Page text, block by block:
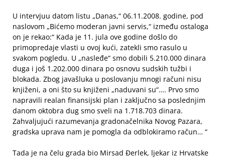
U intervjuu datom listu „Danas,“ 06.11.2008. godine, pod
naslovom „Bićemo moderan javni servis,“ između ostaloga
on je rekao:“ Kada je 11. jula ove godine došlo do
primopredaje vlasti u ovoj kući, zatekli smo rasulo u
svakom pogledu. U „nasleđe“ smo dobili 5.210.000 dinara
duga i još 1.202.000 dinara po osnovu sudskih tužbi i
blokada. Zbog javašluka u poslovanju mnogi računi nisu
knjiženi, a oni što su knjiženi „naduvani su“…. Prvo smo
napravili realan finansijski plan i zaključno sa poslednjim
danom oktobra dug smo sveli na 1.718.703 dinara.
Zahvaljujući razumevanja gradonačelnika Novog Pazara,
gradska uprava nam je pomogla da odblokiramo račun… “
Tada je na čelu grada bio Mirsad Đerlek, ljekar iz Hrvatske